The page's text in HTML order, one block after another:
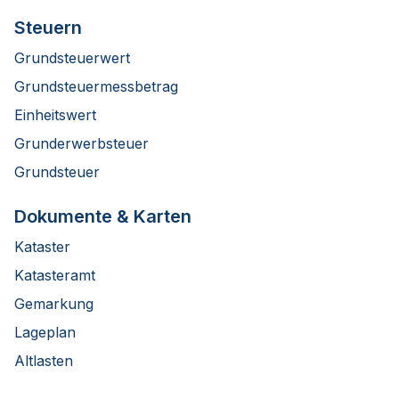
Steuern
Grundsteuerwert
Grundsteuermessbetrag
Einheitswert
Grunderwerbsteuer
Grundsteuer
Dokumente & Karten
Kataster
Katasteramt
Gemarkung
Lageplan
Altlasten